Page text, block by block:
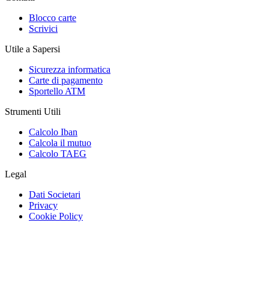
Blocco carte
Scrivici
Utile a Sapersi
Sicurezza informatica
Carte di pagamento
Sportello ATM
Strumenti Utili
Calcolo Iban
Calcola il mutuo
Calcolo TAEG
Legal
Dati Societari
Privacy
Cookie Policy